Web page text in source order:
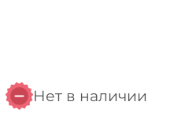
Нет в наличии